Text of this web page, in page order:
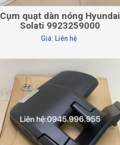
Cụm quạt dàn nóng Hyundai
Solati 9923259000
Giá: Liên hệ
CHI TIẾT